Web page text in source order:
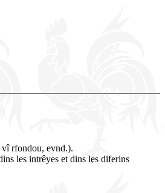
vî rfondou, evnd.).
les intrêyes et dins les diferins